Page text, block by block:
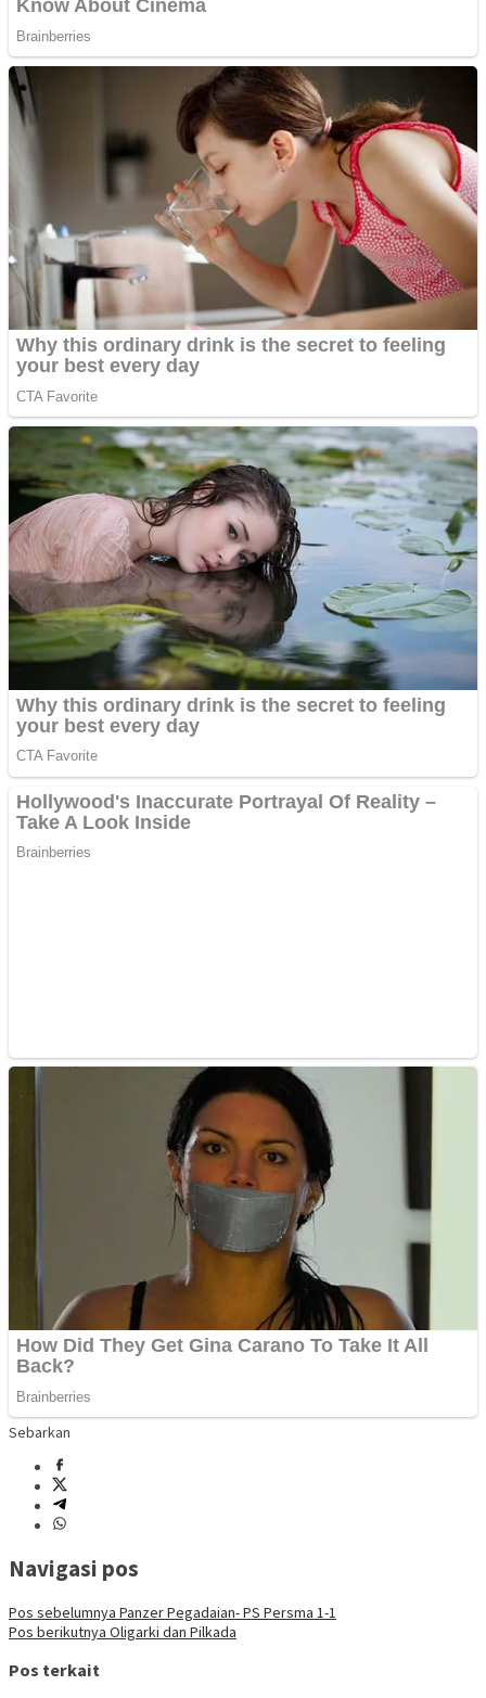
Sebarkan
Navigasi pos
Pos sebelumnya Panzer Pegadaian- PS Persma 1-1
Pos berikutnya Oligarki dan Pilkada
Pos terkait